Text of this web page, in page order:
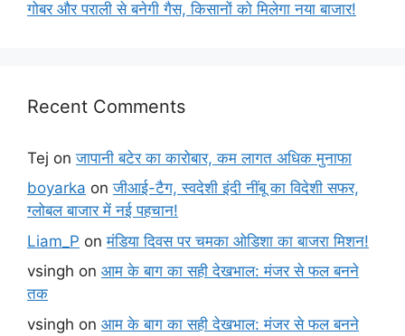
गोबर और पराली से बनेगी गैस, किसानों को मिलेगा नया बाजार!
Recent Comments
Tej onजापानी बटेर का कारोबार, कम लागत अधिक मुनाफा
boyarka onजीआई-टैग, स्वदेशी इंदी नींबू का विदेशी सफर,
ग्लोबल बाजार में नई पहचान!
Liam_P onमंडिया दिवस पर चमका ओडिशा का बाजरा मिशन!
vsingh on आम के बाग का सही देखभाल: मंजर से फल बनने
तक
vsingh on आम के बाग का सही देखभाल: मंजर से फल बनने